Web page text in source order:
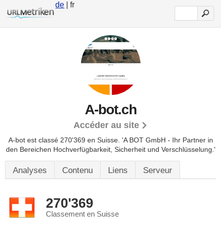
de | fr
A-bot.ch
Accéder au site
A-bot est classé 270'369 en Suisse. 'A BOT GmbH - Ihr Partner in
den Bereichen Hochverfügbarkeit, Sicherheit und Verschlüsselung.'
Analyses Contenu Liens Serveur
270'369
Classement en Suisse